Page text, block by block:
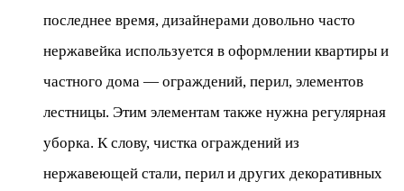
последнее время, дизайнерами довольно часто
нержавейка используется в оформлении квартиры и
частного дома — ограждений, перил, элементов
лестницы. Этим элементам также нужна регулярная
уборка. К слову, чистка ограждений из
нержавеющей стали, перил и других декоративных